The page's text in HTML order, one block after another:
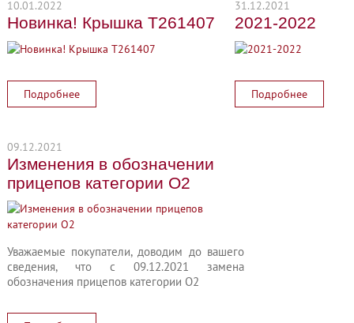
10.01.2022
Новинка! Крышка Т261407
Подробнее
31.12.2021
2021-2022
Подробнее
09.12.2021
Изменения в обозначении
прицепов категории О2
Уважаемые покупатели, доводим до вашего
сведения, что с 09.12.2021 замена
обозначения прицепов категории О2